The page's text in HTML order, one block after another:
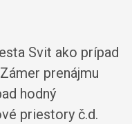
Svit ako prípad
prenájmu
hodný
priestory č.d.